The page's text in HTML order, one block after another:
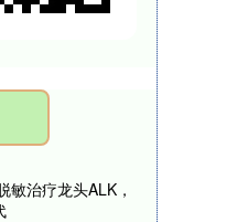
敏治疗龙头ALK，